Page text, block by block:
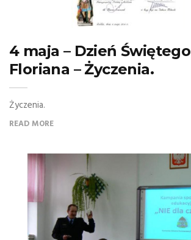
4 maja – Dzień Świętego
Floriana – Życzenia.
Życzenia.
READ MORE